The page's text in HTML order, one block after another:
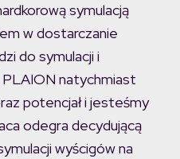
symulacją
w dostarczanie
do symulacji i
PLAION natychmiast
potencjał i jesteśmy
odegra decydującą
wyścigów na